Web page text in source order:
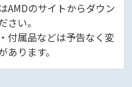
AMDのサイトからダウン
さい。
付属品などは予告なく変
あります。